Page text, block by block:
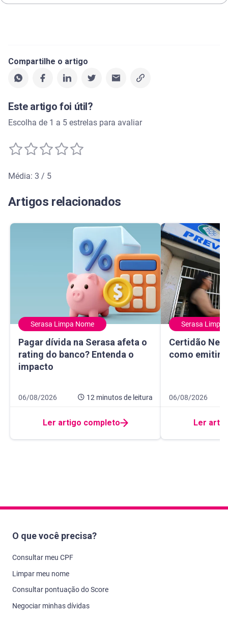
Compartilhe o artigo
Este artigo foi útil?
Escolha de 1 a 5 estrelas para avaliar
Média: 3 / 5
Artigos relacionados
Serasa Limpa Nome
Pagar dívida na Serasa afeta o
rating do banco? Entenda o
impacto
Pagar dívida na Serasa afeta o rating do banco? Entenda
Data de publicação 6 de agosto de 2026
06/08/2026 12 minutosde leitura
12 minutos de leitura
Ler artigo completo
Serasa Limpa
Certidão
como emitir
Certidão
Data de
06/08/2026
8 minutos de
Ler
O que você precisa?
Consultar meu CPF
Limpar meu nome
Consultar pontuação do Score
Negociar minhas dívidas